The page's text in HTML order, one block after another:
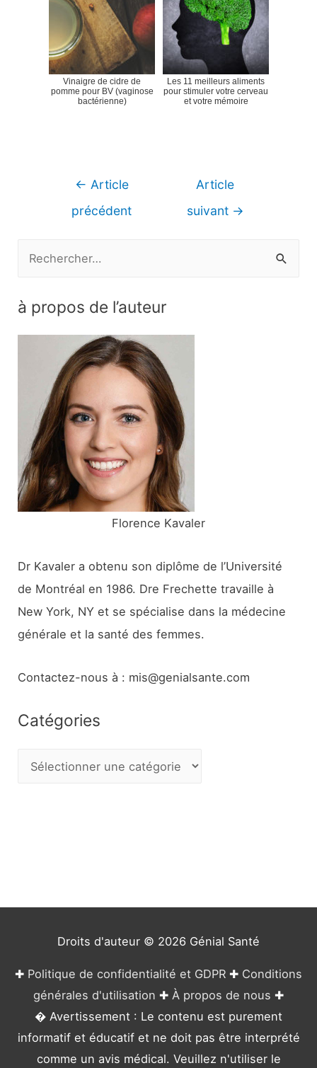
Vinaigre de cidre de
pomme pour BV (vaginose
bactérienne)
Les 11 meilleurs aliments
pour stimuler votre cerveau
et votre mémoire
Navigation
← Article
précédent
Article
suivant →
h
:
à propos de l’auteur
Florence Kavaler
Dr Kavaler a obtenu son diplôme de l’Université
de Montréal en 1986. Dre Frechette travaille à
New York, NY et se spécialise dans la médecine
générale et la santé des femmes.
Contactez-nous à : mis@genialsante.com
Catégories
Droits d'auteur © 2026 Génial Santé
✚ Politique de confidentialité et GDPR ✚ Conditions
générales d'utilisation ✚ À propos de nous ✚
� Avertissement : Le contenu est purement
informatif et éducatif et ne doit pas être interprété
comme un avis médical. Veuillez n'utiliser le